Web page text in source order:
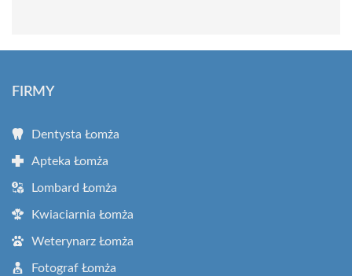
FIRMY
Dentysta Łomża
Apteka Łomża
Lombard Łomża
Kwiaciarnia Łomża
Weterynarz Łomża
Fotograf Łomża